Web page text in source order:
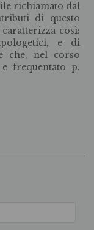
richiamato dal
di questo
così:
e di
che, nel corso
frequentato p.